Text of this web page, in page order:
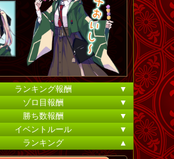
ランキング報酬
▼
ゾロ目報酬
▼
勝ち数報酬
▼
イベントルール
▼
ランキング
▲